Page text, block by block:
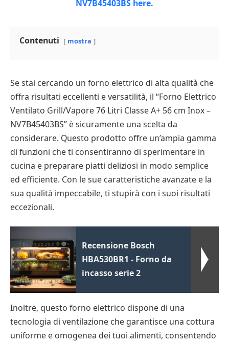
Contenuti mostra
Se stai cercando un forno elettrico di alta qualità che
offra risultati eccellenti e versatilità, il “Forno Elettrico
Ventilato Grill/Vapore 76 Litri Classe A+ 56 cm Inox –
NV7B45403BS” è sicuramente una scelta da
considerare. Questo prodotto offre un’ampia gamma
di funzioni che ti consentiranno di sperimentare in
cucina e preparare piatti deliziosi in modo semplice
ed efficiente. Con le sue caratteristiche avanzate e la
sua qualità impeccabile, ti stupirà con i suoi risultati
eccezionali.
Recensione Bosch
HBA530BR1 - Forno da
incasso serie 2
Inoltre, questo forno elettrico dispone di una
tecnologia di ventilazione che garantisce una cottura
uniforme e omogenea dei tuoi alimenti, consentendo